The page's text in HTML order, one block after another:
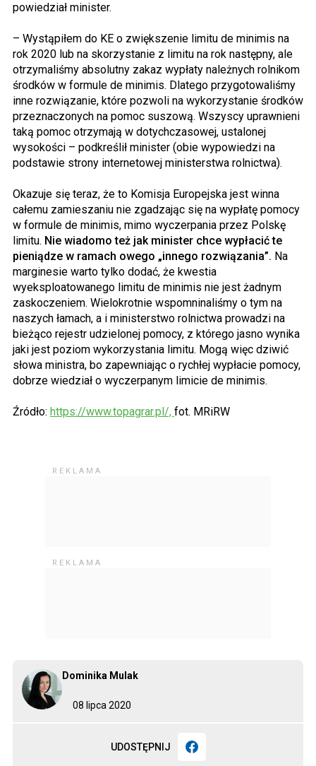
08 lipca 2020
Dominika Mulak
UDOSTĘPNIJ
powiedział minister.
– Wystąpiłem do KE o zwiększenie limitu de minimis na
rok 2020 lub na skorzystanie z limitu na rok następny, ale
otrzymaliśmy absolutny zakaz wypłaty należnych rolnikom
środków w formule de minimis. Dlatego przygotowaliśmy
inne rozwiązanie, które pozwoli na wykorzystanie środków
przeznaczonych na pomoc suszową. Wszyscy uprawnieni
taką pomoc otrzymają w dotychczasowej, ustalonej
wysokości – podkreślił minister (obie wypowiedzi na
podstawie strony internetowej ministerstwa rolnictwa).
Okazuje się teraz, że to Komisja Europejska jest winna
całemu zamieszaniu nie zgadzając się na wypłatę pomocy
w formule de minimis, mimo wyczerpania przez Polskę
limitu. Nie wiadomo też jak minister chce wypłacić te
pieniądze w ramach owego „innego rozwiązania”. Na
marginesie warto tylko dodać, że kwestia
wyeksploatowanego limitu de minimis nie jest żadnym
zaskoczeniem. Wielokrotnie wspomninaliśmy o tym na
naszych łamach, a i ministerstwo rolnictwa prowadzi na
bieżąco rejestr udzielonej pomocy, z którego jasno wynika
jaki jest poziom wykorzystania limitu. Mogą więc dziwić
słowa ministra, bo zapewniając o rychłej wypłacie pomocy,
dobrze wiedział o wyczerpanym limicie de minimis.
Źródło: https://www.topagrar.pl/, fot. MRiRW